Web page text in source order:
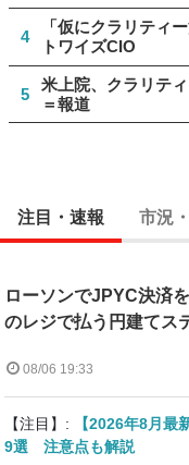
4
「仮にクラリティ
トワイズCIO
5
米上院、クラリテ
＝報道
注目・速報 市況
ローソンでJPYC決済
のレジで払う円建てス
08/06 19:33
【注目】:
【2026年8月最
9選 注意点も解説